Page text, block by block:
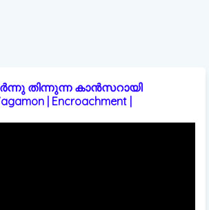
തിന്നുന്ന കാൻസറായി
| Encroachment |